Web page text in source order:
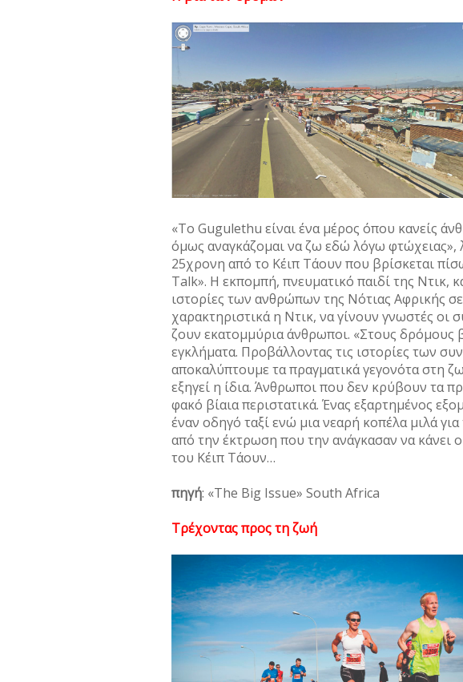
«Το Gugulethu είναι ένα μέρος όπου κανείς
όμως αναγκάζομαι να ζω εδώ λόγω φτώχειας»,
25χρονη από το Κέιπ Τάουν που βρίσκεται
Talk». Η εκπομπή, πνευματικό παιδί της Ντικ,
ιστορίες των ανθρώπων της Νότιας Αφρικής
χαρακτηριστικά η Ντικ, να γίνουν γνωστές οι
ζουν εκατομμύρια άνθρωποι. «Στους δρόμους
εγκλήματα. Προβάλλοντας τις ιστορίες των
αποκαλύπτουμε τα πραγματικά γεγονότα στη
εξηγεί η ίδια. Άνθρωποι που δεν κρύβουν τα
φακό βίαια περιστατικά. Ένας εξαρτημένος
έναν οδηγό ταξί ενώ μια νεαρή κοπέλα μιλά
από την έκτρωση που την ανάγκασαν να κάνει οι
του Κέιπ Τάουν…
πηγή: «The Big Issue» South Africa
Τρέχοντας προς τη ζωή